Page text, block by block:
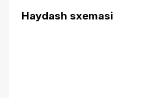
Haydash sxemasi